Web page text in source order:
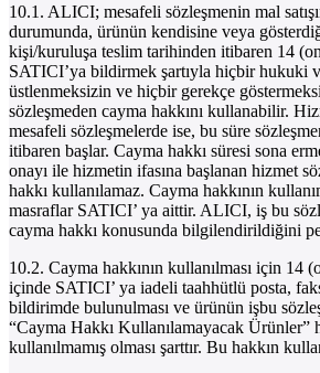
10.1. ALICI; mesafeli sözleşmenin mal
durumunda, ürünün kendisine veya
kişi/kuruluşa teslim tarihinden itibaren 14
SATICI’ya bildirmek şartıyla hiçbir hukuki
üstlenmeksizin ve hiçbir gerekçe
sözleşmeden cayma hakkını kullanabilir.
mesafeli sözleşmelerde ise, bu süre
itibaren başlar. Cayma hakkı süresi sona
onayı ile hizmetin ifasına başlanan hizmet
hakkı kullanılamaz. Cayma hakkının
masraflar SATICI’ ya aittir. ALICI, iş bu
cayma hakkı konusunda bilgilendirildiğini
10.2. Cayma hakkının kullanılması için 14
içinde SATICI’ ya iadeli taahhütlü posta,
bildirimde bulunulması ve ürünün işbu
“Cayma Hakkı Kullanılamayacak Ürünler”
kullanılmamış olması şarttır. Bu hakkın